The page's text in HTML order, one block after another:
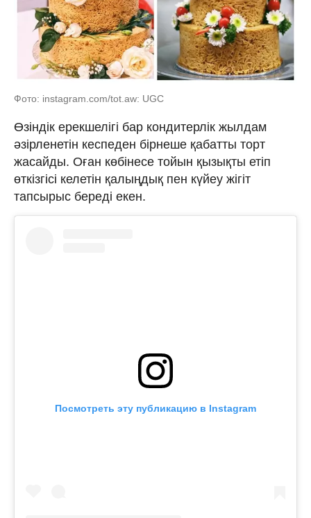
Фото: instagram.com/tot.aw: UGC
Өзіндік ерекшелігі бар кондитерлік жылдам
әзірленетін кеспеден бірнеше қабатты торт
жасайды. Оған көбінесе тойын қызықты етіп
өткізгісі келетін қалыңдық пен күйеу жігіт
тапсырыс береді екен.
Посмотреть эту публикацию в Instagram